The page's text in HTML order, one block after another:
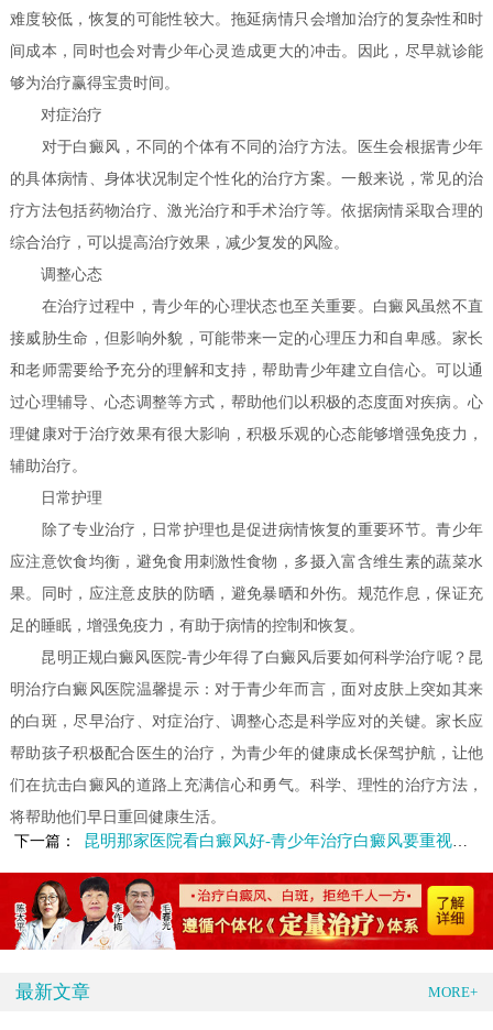
难度较低，恢复的可能性较大。拖延病情只会增加治疗的复杂性和时
间成本，同时也会对青少年心灵造成更大的冲击。因此，尽早就诊能
够为治疗赢得宝贵时间。
对症治疗
对于白癜风，不同的个体有不同的治疗方法。医生会根据青少年
的具体病情、身体状况制定个性化的治疗方案。一般来说，常见的治
疗方法包括药物治疗、激光治疗和手术治疗等。依据病情采取合理的
综合治疗，可以提高治疗效果，减少复发的风险。
调整心态
在治疗过程中，青少年的心理状态也至关重要。白癜风虽然不直
接威胁生命，但影响外貌，可能带来一定的心理压力和自卑感。家长
和老师需要给予充分的理解和支持，帮助青少年建立自信心。可以通
过心理辅导、心态调整等方式，帮助他们以积极的态度面对疾病。心
理健康对于治疗效果有很大影响，积极乐观的心态能够增强免疫力，
辅助治疗。
日常护理
除了专业治疗，日常护理也是促进病情恢复的重要环节。青少年
应注意饮食均衡，避免食用刺激性食物，多摄入富含维生素的蔬菜水
果。同时，应注意皮肤的防晒，避免暴晒和外伤。规范作息，保证充
足的睡眠，增强免疫力，有助于病情的控制和恢复。
昆明正规白癜风医院-青少年得了白癜风后要如何科学治疗呢？昆
明治疗白癜风医院温馨提示：对于青少年而言，面对皮肤上突如其来
的白斑，尽早治疗、对症治疗、调整心态是科学应对的关键。家长应
帮助孩子积极配合医生的治疗，为青少年的健康成长保驾护航，让他
们在抗击白癜风的道路上充满信心和勇气。科学、理性的治疗方法，
将帮助他们早日重回健康生活。
下一篇：
昆明那家医院看白癜风好-青少年治疗白癜风要重视哪些
最新文章 MORE+